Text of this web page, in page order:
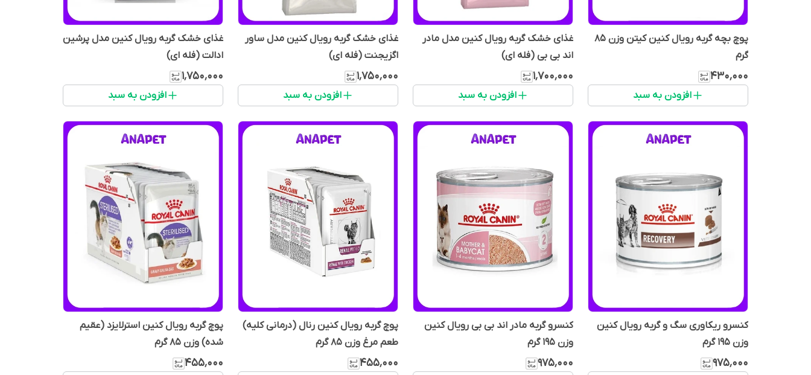
پوچ بچه گربه رویال کنین کیتن وزن 85
گرم
۴۳۰٬۰۰۰
افزودن به سبد
غذای خشک گربه رویال کنین مدل مادر
اند بی بی (فله ای)
۱٬۷۰۰٬۰۰۰
افزودن به سبد
غذای خشک گربه رویال کنین مدل ساور
اگزیجنت (فله ای)
۱٬۷۵۰٬۰۰۰
افزودن به سبد
غذای خشک گربه رویال کنین مدل پرشین
ادالت (فله ای)
۱٬۷۵۰٬۰۰۰
افزودن به سبد
کنسرو ریکاوری سگ و گربه رویال کنین
وزن 195 گرم
۹۷۵٬۰۰۰
کنسرو گربه مادر اند بی بی رویال کنین
وزن 195 گرم
۹۷۵٬۰۰۰
پوچ گربه رویال کنین رنال (درمانی کلیه)
طعم مرغ وزن 85 گرم
۴۵۵٬۰۰۰
پوچ گربه رویال کنین استرلایزد (عقیم
شده) وزن 85 گرم
۴۵۵٬۰۰۰